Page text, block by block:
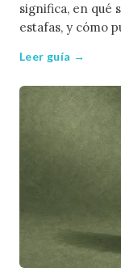
significa, en qué
estafas, y cómo
Leer guía →